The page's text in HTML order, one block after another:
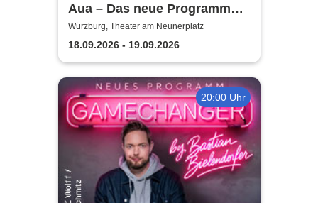
Aua – Das neue Programm
von Robert Alan | Theater am
Neunerplatz
Würzburg, Theater am Neunerplatz
18.09.2026 - 19.09.2026
20:00 Uhr